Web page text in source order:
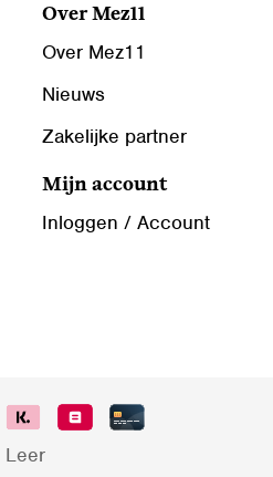
Over Mez11
Over Mez11
Nieuws
Zakelijke partner
Mijn account
Inloggen / Account
Leer